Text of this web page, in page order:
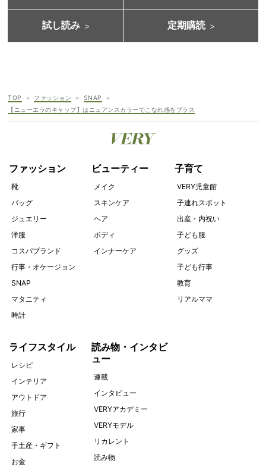
試し読み 定期購読
TOP ファッション
SNAP
【ニューエラのキャップ】はニュアンスカラーでこなれ感をプラス
ファッション
靴
バッグ
ジュエリー
洋服
コスパブランド
行事・オケージョン
SNAP
マタニティ
時計
ビューティー
メイク
スキンケア
ヘア
ボディ
インナーケア
子育て
VERY児童館
子連れスポット
出産・内祝い
子ども服
グッズ
子ども行事
教育
リアルママ
ライフスタイル
レシピ
インテリア
アウトドア
旅行
家事
手土産・ギフト
お金
読み物・インタビ
ュー
連載
インタビュー
VERYアカデミー
VERYモデル
リカレント
読み物